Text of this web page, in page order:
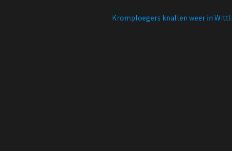
Kromploegers knallen weer in